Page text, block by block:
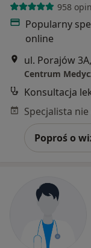
958
Popularny
online
ul. Porajów
Centrum
Konsultacja
Poproś o